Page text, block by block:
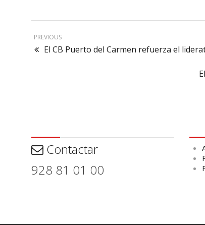
PREVIOUS
El CB Puerto del Carmen refuerza el
Contactar
928 81 01 00